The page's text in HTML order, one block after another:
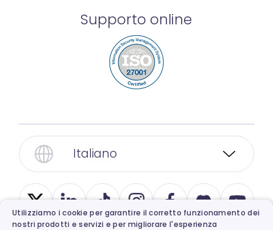
Supporto online
Italiano
Utilizziamo i cookie per garantire il corretto funzionamento dei
nostri prodotti e servizi e per migliorare l'esperienza